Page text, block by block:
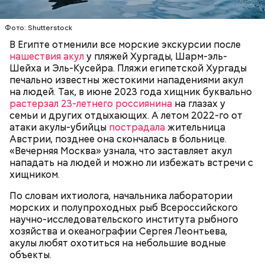
Фото: Shutterstock
В Египте отменили все морские экскурсии после
нашествия акулу пляжей Хургады, Шарм-эль-
Шейха и Эль-Кусейра. Пляжи египетской Хургады
печально известны жестокими нападениями акул
на людей. Так, в июне 2023 года хищник буквально
растерзал 23-летнего россиянина на глазах у
семьи и других отдыхающих. А летом 2022-го от
атаки акулы-убийцы пострадалажительница
Австрии, позднее она скончалась в больнице.
«Вечерняя Москва» узнала, что заставляет акул
нападать на людей и можно ли избежать встречи с
хищником.
По словам ихтиолога, начальника лаборатории
морских и полупроходных рыб Всероссийского
научно-исследовательского института рыбного
хозяйства и океанографии Сергея Леонтьева,
акулы любят охотиться на небольшие водные
объекты.
— Очень много случаев зарегистрировано, когда
акулы атаковали небольшие суда с надувными
пассажиры таких плавательных средств
оказывались жертвами этих хищных рыб, — сказал
собеседник «ВМ».
БЕЗОПАСНОСТЬ СМЕРТЬ РЫБА